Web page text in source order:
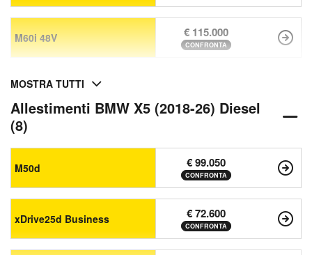
M60i 48V € 115.000
CONFRONTA
MOSTRA TUTTI
Allestimenti BMW X5 (2018-26) Diesel
(8)
M50d € 99.050
CONFRONTA
xDrive25d Business € 72.600
CONFRONTA